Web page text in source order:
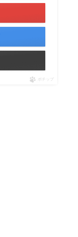
ポチップ